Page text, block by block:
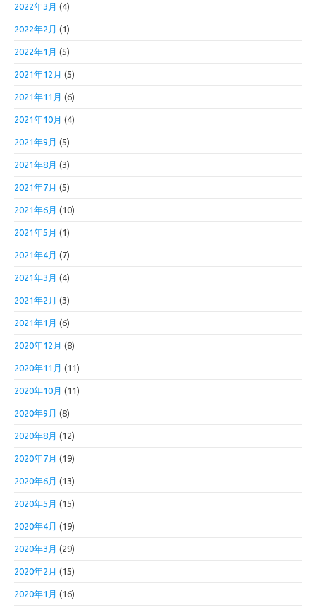
2022年3月 (4)
2022年2月 (1)
2022年1月 (5)
2021年12月 (5)
2021年11月 (6)
2021年10月 (4)
2021年9月 (5)
2021年8月 (3)
2021年7月 (5)
2021年6月 (10)
2021年5月 (1)
2021年4月 (7)
2021年3月 (4)
2021年2月 (3)
2021年1月 (6)
2020年12月 (8)
2020年11月 (11)
2020年10月 (11)
2020年9月 (8)
2020年8月 (12)
2020年7月 (19)
2020年6月 (13)
2020年5月 (15)
2020年4月 (19)
2020年3月 (29)
2020年2月 (15)
2020年1月 (16)